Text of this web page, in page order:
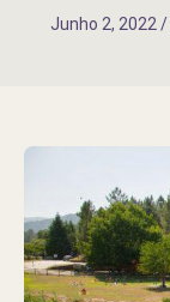
Junho 2, 2022 /